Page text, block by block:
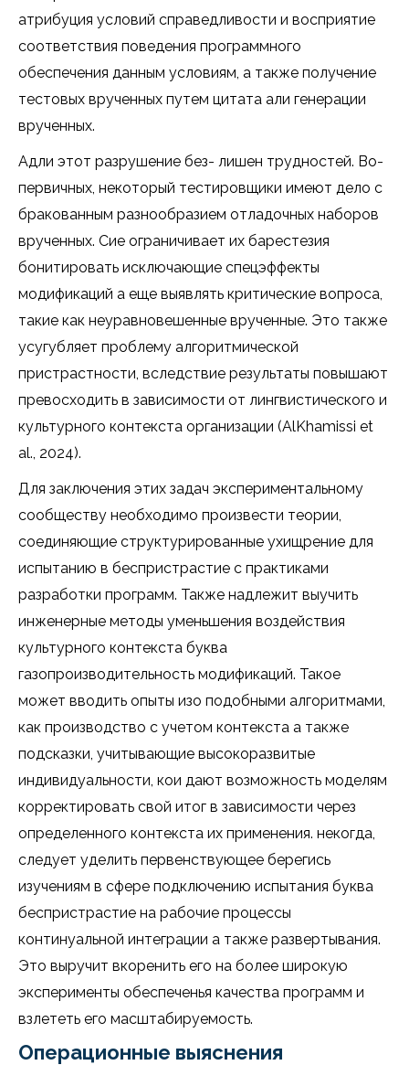
атрибуция условий справедливости и восприятие
соответствия поведения программного
обеспечения данным условиям, а также получение
тестовых врученных путем цитата али генерации
врученных.
Адли этот разрушение без- лишен трудностей. Во-
первичных, некоторый тестировщики имеют дело с
бракованным разнообразием отладочных наборов
врученных. Сие ограничивает их барестезия
бонитировать исключающие спецэффекты
модификаций а еще выявлять критические вопроса,
такие как неуравновешенные врученные. Это также
усугубляет проблему алгоритмической
пристрастности, вследствие результаты повышают
превосходить в зависимости от лингвистического и
культурного контекста организации (AlKhamissi et
al., 2024).
Для заключения этих задач экспериментальному
сообществу необходимо произвести теории,
соединяющие структурированные ухищрение для
испытанию в беспристрастие с практиками
разработки программ. Также надлежит выучить
инженерные методы уменьшения воздействия
культурного контекста буква
газопроизводительность модификаций. Такое
может вводить опыты изо подобными алгоритмами,
как производство с учетом контекста а также
подсказки, учитывающие высокоразвитые
индивидуальности, кои дают возможность моделям
корректировать свой итог в зависимости через
определенного контекста их применения. некогда,
следует уделить первенствующее берегись
изучениям в сфере подключению испытания буква
беспристрастие на рабочие процессы
континуальной интеграции а также развертывания.
Это выручит вкоренить его на более широкую
эксперименты обеспеченья качества программ и
взлететь его масштабируемость.
Операционные выяснения